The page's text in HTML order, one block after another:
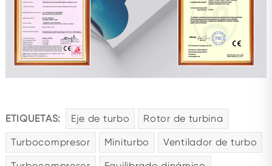
ETIQUETAS: Eje de turbo Rotor de turbina
Turbocompresor Miniturbo Ventilador de turbo